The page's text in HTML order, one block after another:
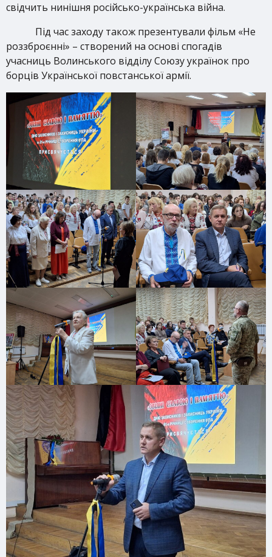
свідчить нинішня російсько-українська війна.
Під час заходу також презентували фільм «Не
роззброєнні» – створений на основі спогадів
учасниць Волинського відділу Союзу українок про
борців Української повстанської армії.